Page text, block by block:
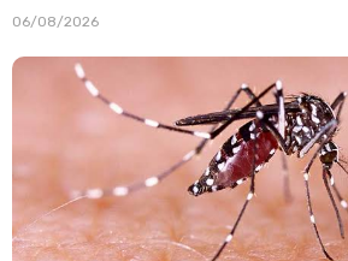
06/08/2026